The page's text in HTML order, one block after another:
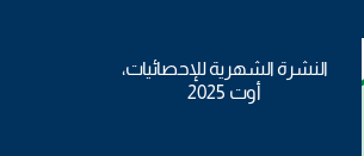
النشرة الشهرية للإحصائيات،
أوت 2025